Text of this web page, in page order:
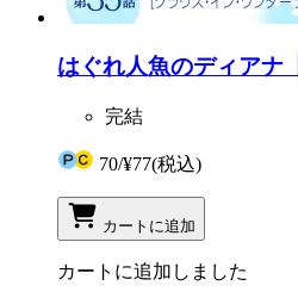
はぐれ人魚のディアナ
完結
70/¥77(税込)
カートに追加
カートに追加しました